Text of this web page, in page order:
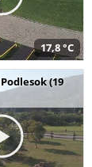
17,8 °C
(19